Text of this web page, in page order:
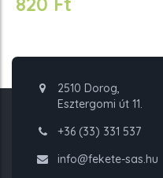
2510 Dorog,
Esztergomi út 11.
+36 (33) 331 537
info@fekete-sas.hu